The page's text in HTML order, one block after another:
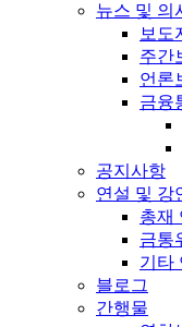
뉴스 및 의
보도
주간
언론
금융
공지사항
연설 및 강
총재
금통
기타
블로그
간행물